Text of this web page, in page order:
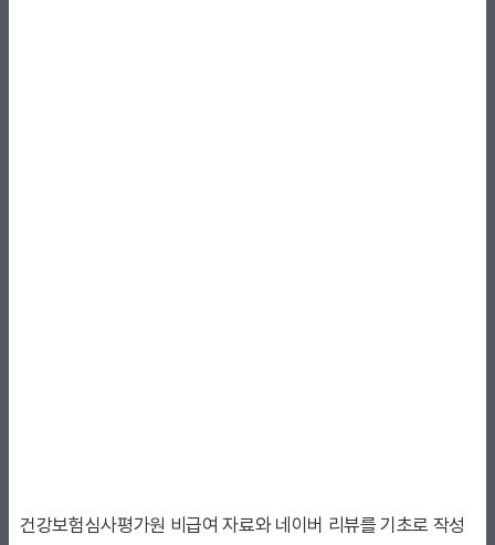
건강보험심사평가원 비급여 자료와 네이버 리뷰를 기초로 작성